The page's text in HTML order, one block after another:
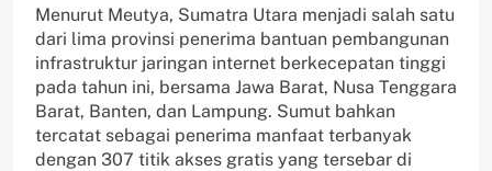
Menurut Meutya, Sumatra Utara menjadi salah satu
dari lima provinsi penerima bantuan pembangunan
infrastruktur jaringan internet berkecepatan tinggi
pada tahun ini, bersama Jawa Barat, Nusa Tenggara
Barat, Banten, dan Lampung. Sumut bahkan
tercatat sebagai penerima manfaat terbanyak
dengan 307 titik akses gratis yang tersebar di